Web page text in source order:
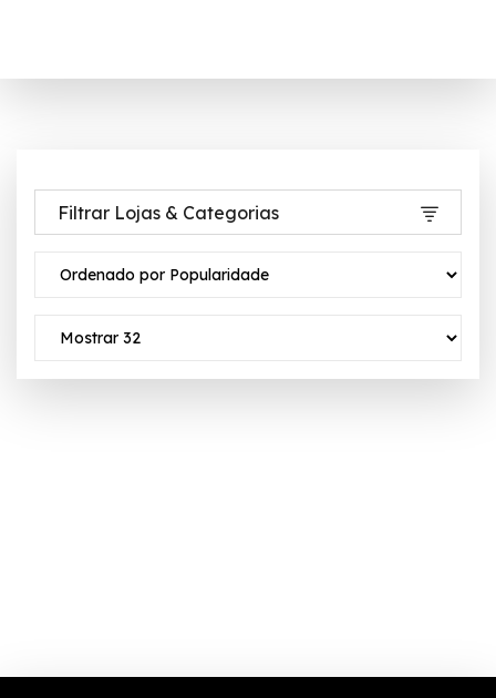
Filtrar Lojas & Categorias